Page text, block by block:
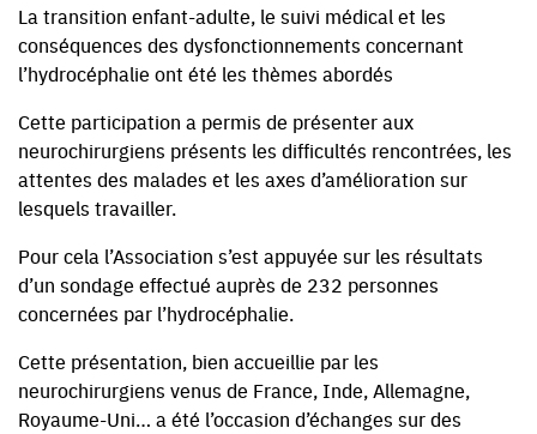
La transition enfant-adulte, le suivi médical et les
conséquences des dysfonctionnements concernant
l’hydrocéphalie ont été les thèmes abordés
Cette participation a permis de présenter aux
neurochirurgiens présents les difficultés rencontrées, les
attentes des malades et les axes d’amélioration sur
lesquels travailler.
Pour cela l’Association s’est appuyée sur les résultats
d’un sondage effectué auprès de 232 personnes
concernées par l’hydrocéphalie.
Cette présentation, bien accueillie par les
neurochirurgiens venus de France, Inde, Allemagne,
Royaume-Uni… a été l’occasion d’échanges sur des